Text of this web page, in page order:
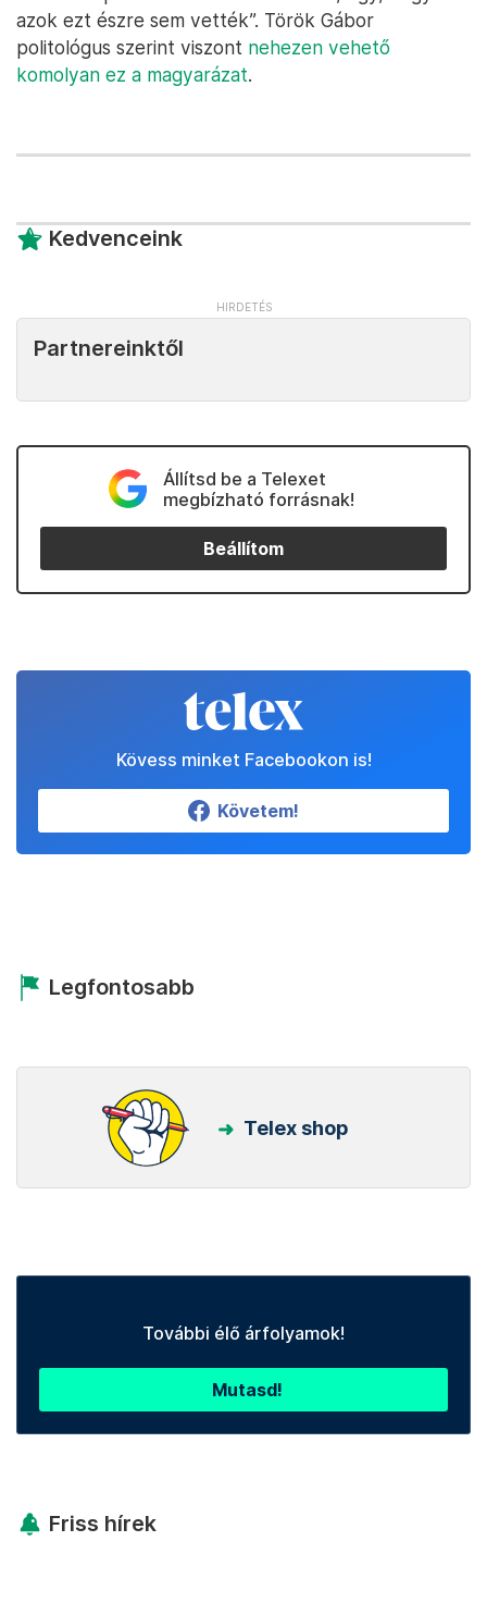
azok ezt észre sem vették”. Török Gábor
politológus szerint viszont nehezen vehető
komolyan ez a magyarázat.
Kedvenceink
Partnereinktől
Állítsd be a Telexet
megbízható forrásnak!
Beállítom
Kövess minket Facebookon is!
Követem!
Legfontosabb
Telex shop
További élő árfolyamok!
Mutasd!
Friss hírek